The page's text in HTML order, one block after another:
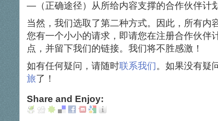
—（正确途径）从所给内容支撑的合作伙伴计
当然，我们选取了第二种方式。因此，所有内
您有一个小小的请求，即请您在注册合作伙伴
点，并留下我们的链接。我们将不胜感激！
如有任何疑问，请随时联系我们。如果没有疑
旅了！
Share and Enjoy: